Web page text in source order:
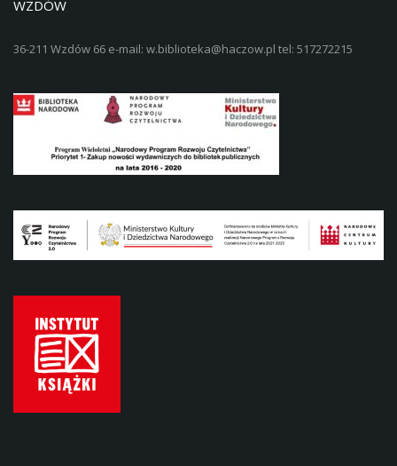
WZDÓW
36-211 Wzdów 66 e-mail: w.biblioteka@haczow.pl tel: 517272215